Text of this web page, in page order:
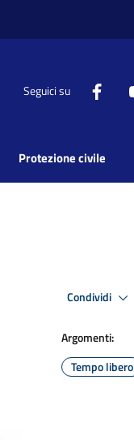
Seguici su
Protezione civile
Condividi
Argomenti:
Tempo libero